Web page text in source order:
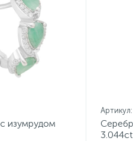
изумрудом
3.044ct